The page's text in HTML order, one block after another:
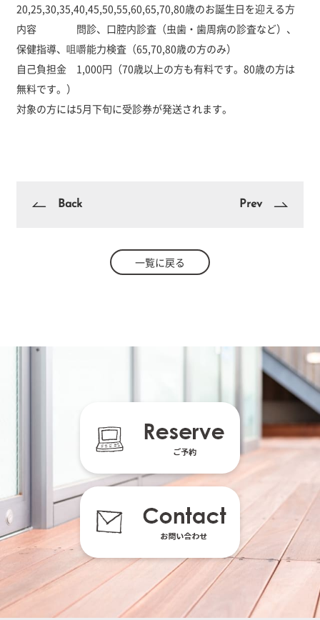
20,25,30,35,40,45,50,55,60,65,70,80歳のお誕生日を迎える方
内容 問診、口腔内診査（虫歯・歯周病の診査など）、
保健指導、咀嚼能力検査（65,70,80歳の方のみ）
自己負担金 1,000円（70歳以上の方も有料です。80歳の方は
無料です。）
対象の方には5月下旬に受診券が発送されます。
Back Prev
一覧に戻る